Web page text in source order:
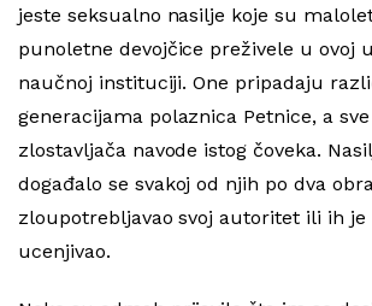
jeste seksualno nasilje koje su
punoletne devojčice preživele u ovoj
naučnoj instituciji. One pripadaju
generacijama polaznica Petnice, a
zlostavljača navode istog čoveka.
događalo se svakoj od njih po dva
zloupotrebljavao svoj autoritet ili ih je
ucenjivao.